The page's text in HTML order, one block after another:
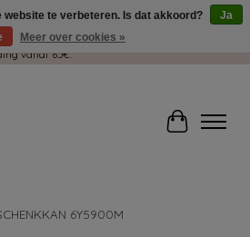
GRATIS in! Duid dit zeker aan in je
vanaf 65€.
6Y5900M
website te verbeteren. Is dat akkoord?
Ja
Meer over cookies »